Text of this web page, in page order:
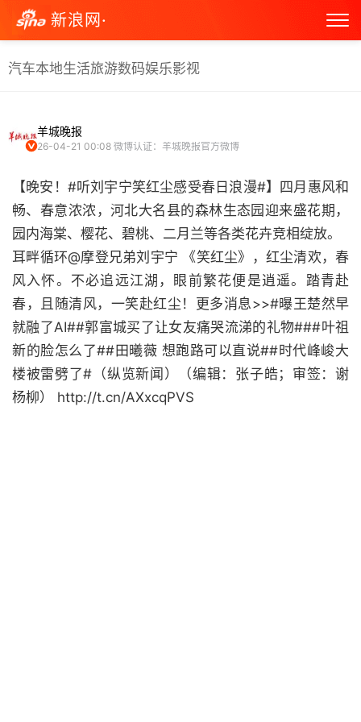
新浪网·
汽车本地生活旅游数码娱乐影视
羊城晚报
26-04-21 00:08 微博认证：羊城晚报官方微博
【晚安！#听刘宇宁笑红尘感受春日浪漫#】四月惠风和
畅、春意浓浓，河北大名县的森林生态园迎来盛花期，
园内海棠、樱花、碧桃、二月兰等各类花卉竞相绽放。
耳畔循环@摩登兄弟刘宇宁 《笑红尘》，红尘清欢，春
风入怀。不必追远江湖，眼前繁花便是逍遥。踏青赴
春，且随清风，一笑赴红尘！更多消息>>#曝王楚然早
就融了AI##郭富城买了让女友痛哭流涕的礼物###叶祖
新的脸怎么了##田曦薇 想跑路可以直说##时代峰峻大
楼被雷劈了#（纵览新闻）（编辑：张子皓；审签：谢
杨柳） http://t.cn/AXxcqPVS